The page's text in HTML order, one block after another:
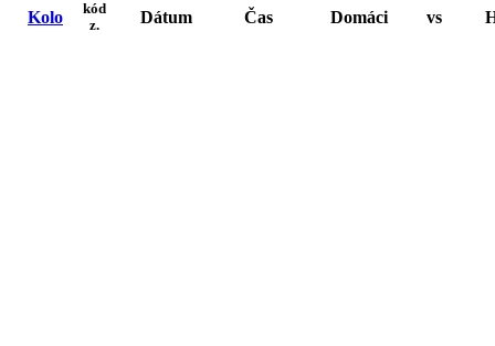
Kolo
kód
z.
Dátum Čas Domáci vs